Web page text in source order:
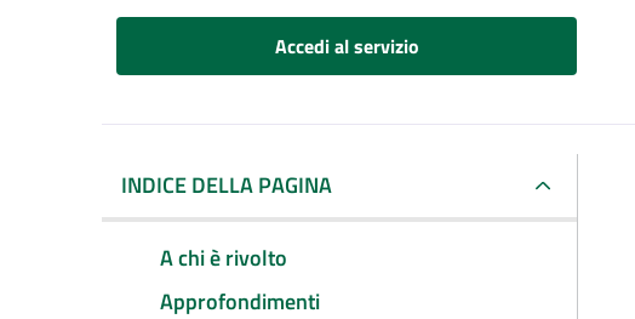
Accedi al servizio
INDICE DELLA PAGINA
A chi è rivolto
Approfondimenti